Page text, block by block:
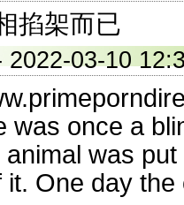
掐架而已
2022-03-10
once a
was
it. One day